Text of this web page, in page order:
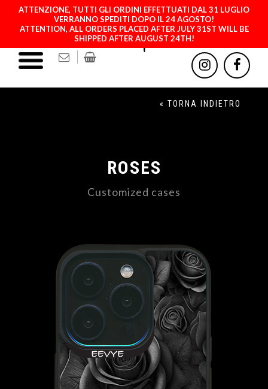
ATTENZIONE, TUTTI GLI ORDINI EFFETTUATI DAL 31 LUGLIO
VERRANNO SPEDITI DOPO IL 24 AGOSTO!
ATTENTION, ALL ORDERS PLACED AFTER JULY 31ST WILL BE
SHIPPED AFTER AUGUST 24TH!
« TORNA INDIETRO
ROSES
Customized cases